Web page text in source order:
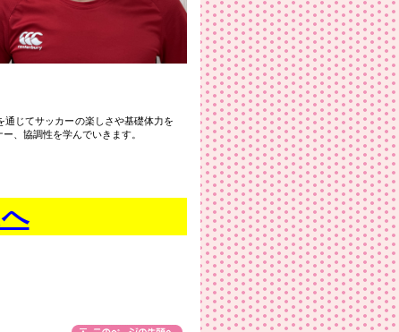
じてサッカーの楽しさや基礎体力を
、協調性を学んでいきます。